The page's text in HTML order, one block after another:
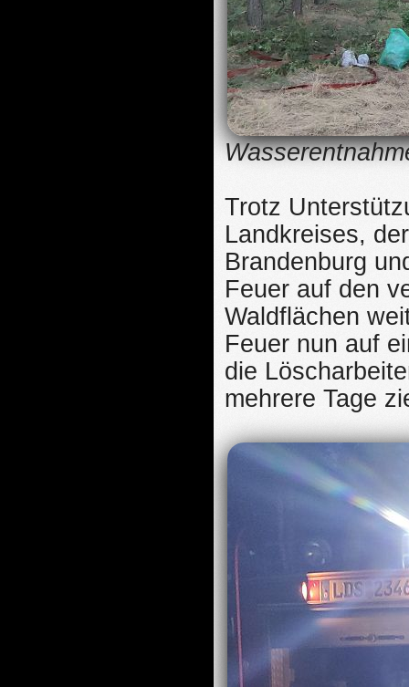
Trotz
Landkreises,
Brandenburg
Feuer auf den
Waldflächen
Feuer nun auf
die
mehrere Tage